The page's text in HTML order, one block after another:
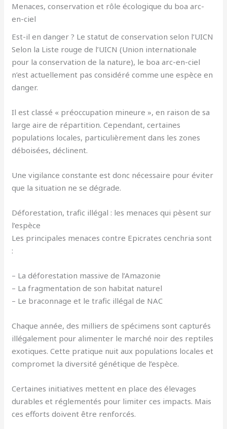
Menaces, conservation et rôle écologique du boa arc-
en-ciel
Est-il en danger ? Le statut de conservation selon l’UICN
Selon la Liste rouge de l’UICN (Union internationale
pour la conservation de la nature), le boa arc-en-ciel
n’est actuellement pas considéré comme une espèce en
danger.
Il est classé « préoccupation mineure », en raison de sa
large aire de répartition. Cependant, certaines
populations locales, particulièrement dans les zones
déboisées, déclinent.
Une vigilance constante est donc nécessaire pour éviter
que la situation ne se dégrade.
Déforestation, trafic illégal : les menaces qui pèsent sur
l’espèce
Les principales menaces contre Epicrates cenchria sont
:
– La déforestation massive de l’Amazonie
– La fragmentation de son habitat naturel
– Le braconnage et le trafic illégal de NAC
Chaque année, des milliers de spécimens sont capturés
illégalement pour alimenter le marché noir des reptiles
exotiques. Cette pratique nuit aux populations locales et
compromet la diversité génétique de l’espèce.
Certaines initiatives mettent en place des élevages
durables et réglementés pour limiter ces impacts. Mais
ces efforts doivent être renforcés.